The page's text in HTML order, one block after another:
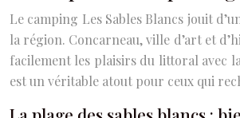
Le camping Les Sables Blancs jouit
la région. Concarneau, ville d’art et
facilement les plaisirs du littoral avec
est un véritable atout pour ceux qui